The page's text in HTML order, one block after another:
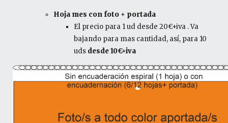
Hoja mes con foto + portada
El precio para 1 ud desde 20€+iva . Va
bajando para mas cantidad, así, para 10
uds desde 10€+iva